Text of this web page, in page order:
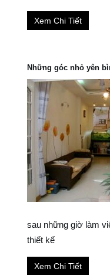
Xem Chi Tiết
Những góc nhỏ yên
sau những giờ làm
thiết kế
Xem Chi Tiết